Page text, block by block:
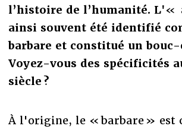
l’histoire de l’humanité. L'«
ainsi souvent été identifié
barbare et constitué un
Voyez-vous des spécificités
siècle ?
À l'origine, le « barbare » est